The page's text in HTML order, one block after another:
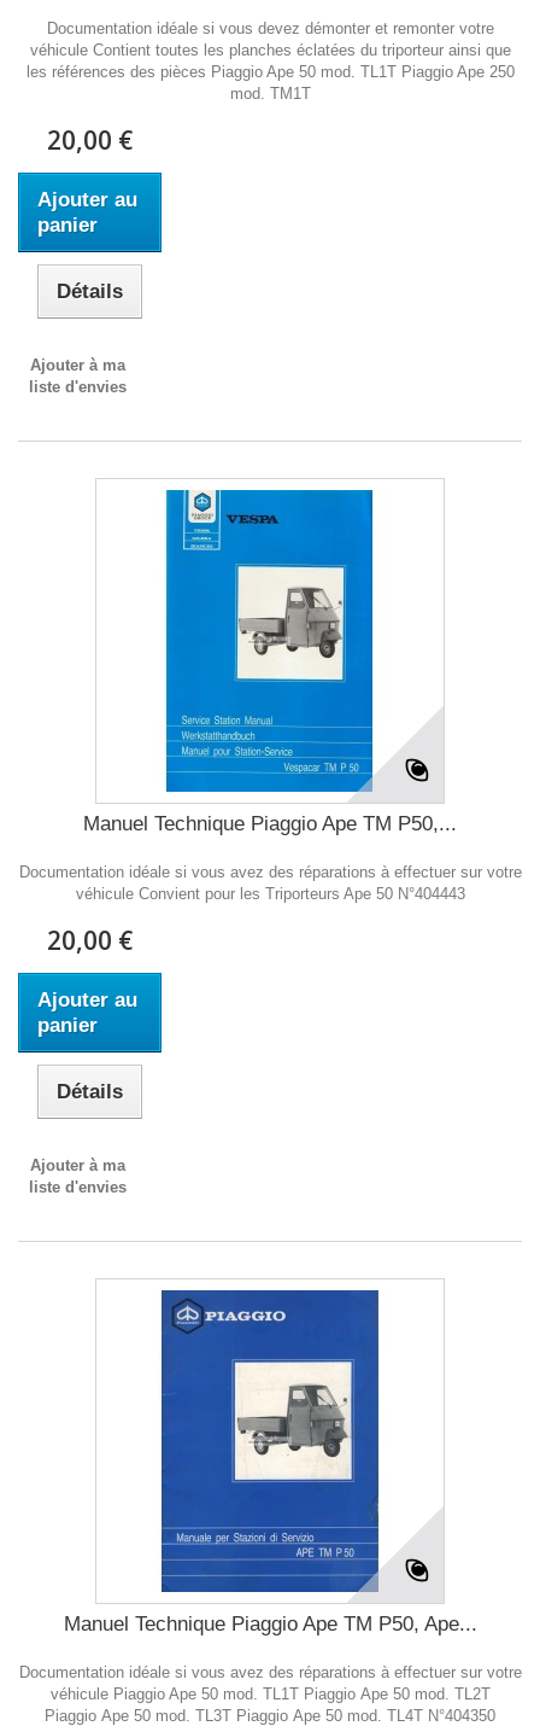
Documentation idéale si vous devez démonter et remonter votre
véhicule Contient toutes les planches éclatées du triporteur ainsi que
les références des pièces Piaggio Ape 50 mod. TL1T Piaggio Ape 250
mod. TM1T
20,00 €
Ajouter au
panier
Détails
Ajouter à ma
liste d'envies
Manuel Technique Piaggio Ape TM P50,...
Documentation idéale si vous avez des réparations à effectuer sur votre
véhicule Convient pour les Triporteurs Ape 50 N°404443
20,00 €
Ajouter au
panier
Détails
Ajouter à ma
liste d'envies
Manuel Technique Piaggio Ape TM P50, Ape...
Documentation idéale si vous avez des réparations à effectuer sur votre
véhicule Piaggio Ape 50 mod. TL1T Piaggio Ape 50 mod. TL2T
Piaggio Ape 50 mod. TL3T Piaggio Ape 50 mod. TL4T N°404350